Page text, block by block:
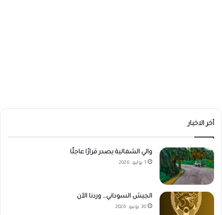
أخر الاخبار
والي الشمالية يصدر قرارًا عاجلًا
1 يوليو، 2026
الجيش السوداني… وردنا الآن
30 يونيو، 2026